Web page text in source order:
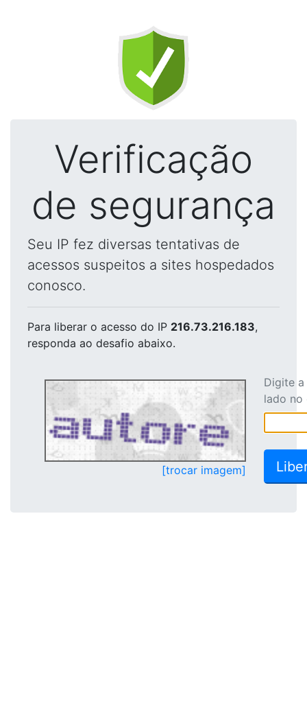
Verificação
de segurança
Seu IP fez diversas tentativas de
acessos suspeitos a sites hospedados
conosco.
Para liberar o acesso do IP 216.73.216.183,
responda ao desafio abaixo.
[trocar imagem]
Digite
lado no